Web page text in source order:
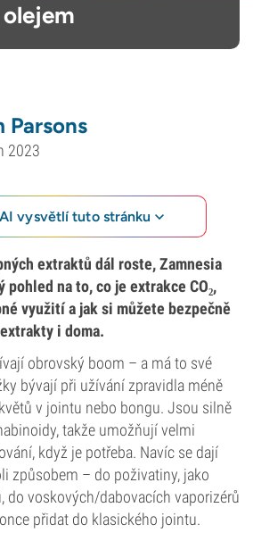
Parsons
2023
vysvětlí tuto stránku
extraktů dál roste, Zamnesia
pohled na to, co je extrakce CO₂,
využití a jak si můžete bezpečně
i doma.
obrovský boom – a má to své
bývají při užívání zpravidla méně
v jointu nebo bongu. Jsou silně
takže umožňují velmi
když je potřeba. Navíc se dají
způsobem – do poživatiny, jako
do voskových/dabovacích vaporizérů
přidat do klasického jointu.